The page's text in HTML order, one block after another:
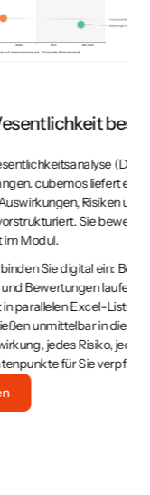
muss nicht beim
vollständigen IRO-
Chancen für Ihre
ergänzen,
im System
Mail-Schleifen.
ein. Jede
Chance bestimmen,
sind.